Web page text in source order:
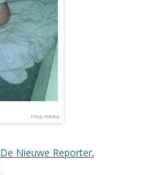
De Nieuwe Reporter,